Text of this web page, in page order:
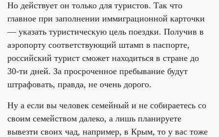
Но действует он только для туристов. Так что
главное при заполнении иммиграционной карточки
— указать туристическую цель поездки. Получив в
аэропорту соответствующий штамп в паспорте,
российский турист сможет находиться в стране до
30-ти дней. За просроченное пребывание будут
штрафовать, правда, не очень дорого.
Ну а если вы человек семейный и не собираетесь со
своим семейством далеко, а лишь планируете
вывезти своих чад, например, в Крым, то у вас тоже